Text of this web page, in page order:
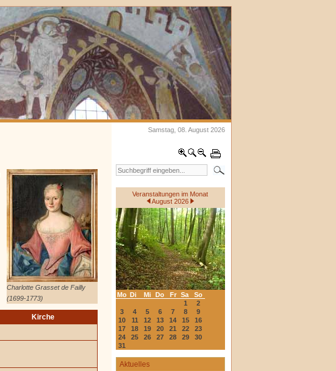
Samstag, 08. August 2026
Veranstaltungen im Monat
August 2026
Mo Di Mi Do Fr Sa
So
1
2
3
4 5 6 7 8
9
10
11 12 13 14 15
16
17
18 19 20 21 22
23
24
25 26 27 28 29
30
31
Aktuelles
Charlotte Grasset de Failly
(1699-1773)
Kirche